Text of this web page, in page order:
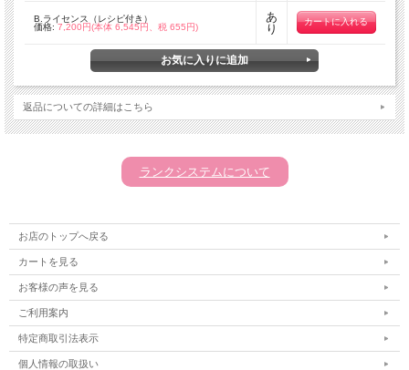
B.ライセンス（レシピ付き）
価格:7,200円(本体 6,545円、税 655円)
あ
り
返品についての詳細はこちら
ランクシステムについて
お店のトップへ戻る
カートを見る
お客様の声を見る
ご利用案内
特定商取引法表示
個人情報の取扱い